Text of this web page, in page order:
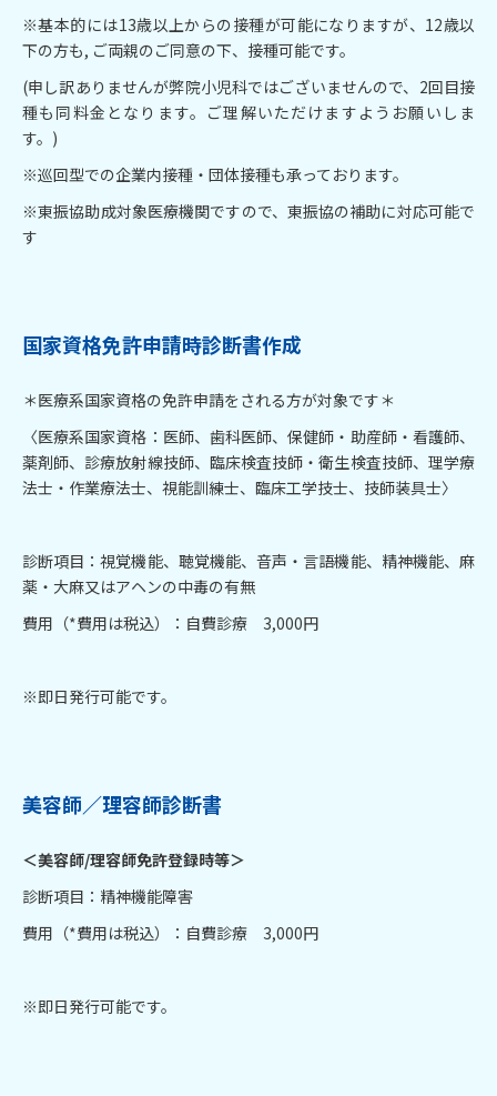
※基本的には13歳以上からの接種が可能になりますが、12歳以
下の方も, ご両親のご同意の下、接種可能です。
(申し訳ありませんが弊院小児科ではございませんので、2回目接
種も同料金となります。ご理解いただけますようお願いしま
す。)
※巡回型での企業内接種・団体接種も承っております。
※東振協助成対象医療機関ですので、東振協の補助に対応可能で
す
国家資格免許申請時診断書作成
＊医療系国家資格の免許申請をされる方が対象です＊
〈医療系国家資格：医師、歯科医師、保健師・助産師・看護師、
薬剤師、診療放射線技師、臨床検査技師・衛生検査技師、理学療
法士・作業療法士、視能訓練士、臨床工学技士、技師装具士〉
診断項目：視覚機能、聴覚機能、音声・言語機能、精神機能、麻
薬・大麻又はアヘンの中毒の有無
費用（*費用は税込）：自費診療 3,000円
※即日発行可能です。
美容師／理容師診断書
＜美容師/理容師免許登録時等＞
‍診断項目：精神機能障害
費用（*費用は税込）：自費診療 3,000円
※即日発行可能です。